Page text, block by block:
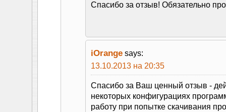
Спасибо за отзыв! Обязательно
iOrange says:
13.10.2013 на 20:35
Спасибо за Ваш ценный отзыв -
некоторых конфигурациях
работу при попытке скачивания